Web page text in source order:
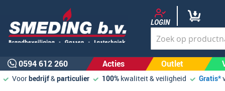
LOGIN
0594 612 260 Acties Outlet
Voorbedrijf&particulier 100% kwaliteit & veiligheid Gratis*